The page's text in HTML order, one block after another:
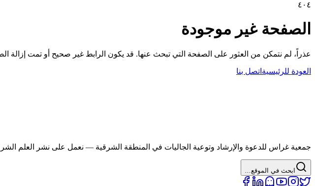
٤٠٤
الصفحة غير موجودة
عذراً، لم نتمكن من العثور على الصفحة التي تبحث عنها. قد يكون الرابط غير صحيح أو تمت إزالة
العودة للرئيسية اتصل بنا
جمعية غراس للدعوة والإرشاد وتوعية الجاليات في المنطقة الشرقية — نعمل على نشر العلم
ابحث في الموقع…